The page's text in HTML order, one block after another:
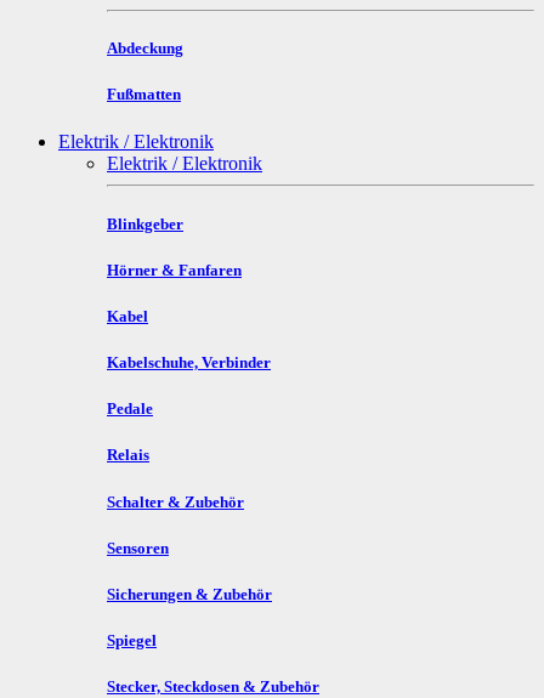
Abdeckung
Fußmatten
Elektrik / Elektronik
Elektrik / Elektronik
Blinkgeber
Hörner & Fanfaren
Kabel
Kabelschuhe, Verbinder
Pedale
Relais
Schalter & Zubehör
Sensoren
Sicherungen & Zubehör
Spiegel
Stecker, Steckdosen & Zubehör